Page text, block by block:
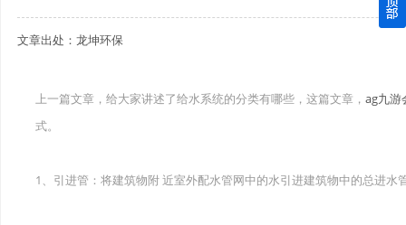
关于重庆玻璃钢化粪池的这些基础知识你都记住了吗？
使用成都玻璃钢化粪池的七大好处你都记住了吗？
文章出处：龙坤环保
上一篇文章，给大家讲述了给水系统的分类有哪些，这篇文章， ag九游
式。
1、引进管：将建筑物附 近室外配水管网中的水引进建筑物中的总进水